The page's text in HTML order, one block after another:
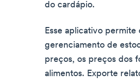
do cardápio.
Esse aplicativo
gerenciamento de
preços, os preços dos
alimentos. Exporte